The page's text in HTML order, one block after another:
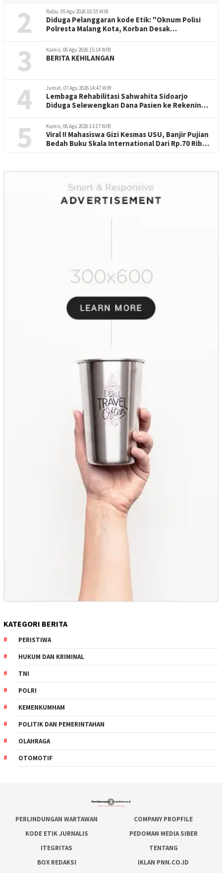
2 Rabu, 05 Agu 2026 10:55 WIB
Diduga Pelanggaran kode Etik: "Oknum Polisi
Polresta Malang Kota, Korban Desak
3 Kamis, 06 Agu 2026 15:14 WIB
BERITA KEHILANGAN
4 Jumat, 07 Agu 2026 14:47 WIB
Lembaga Rehabilitasi Sahwahita Sidoarjo
Diduga Selewengkan Dana Pasien ke Rekening
5 Kamis, 06 Agu 2026 13:17 WIB
Viral !! Mahasiswa Gizi Kesmas USU, Banjir Pujian
Bedah Buku Skala International Dari Rp.70 Ribu
KATEGORI BERITA
PERISTIWA
HUKUM DAN KRIMINAL
TNI
POLRI
KEMENKUMHAM
POLITIK DAN PEMERINTAHAN
OLAHRAGA
OTOMOTIF
PERLINDUNGAN WARTAWAN
COMPANY PROPFILE
KODE ETIK JURNALIS
PEDOMAN MEDIA SIBER
ITEGRITAS
TENTANG
BOX REDAKSI
IKLAN PNN.CO.ID